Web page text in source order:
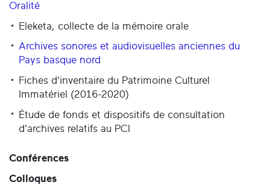
Oralité
Eleketa, collecte de la mémoire orale
Archives sonores et audiovisuelles anciennes du
Pays basque nord
Fiches d'inventaire du Patrimoine Culturel
Immatériel (2016-2020)
Étude de fonds et dispositifs de consultation
d'archives relatifs au PCI
Conférences
Colloques